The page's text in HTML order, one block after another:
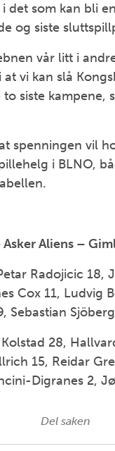
det som kan bli
og siste
vår litt i
at vi kan slå
siste kampene,
spenningen vil
i BLNO,
Aliens –
Radojicic 18,
Cox 11, Ludvig
Sebastian
28,
15, Reidar
Digranes 2,
Del saken